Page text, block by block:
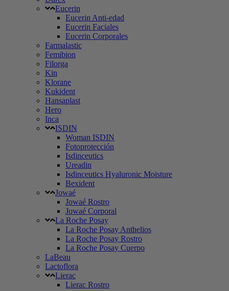
Eucerin
Eucerin Anti-edad
Eucerin Faciales
Eucerin Corporales
Farmalastic
Femibion
Filorga
Kin
Klorane
Kukident
Hansaplast
Hero
Inca
ISDIN
Woman ISDIN
Fotoprotección
Isdinceutics
Ureadin
Isdinceutics Hyaluronic Moisture
Bexident
Jowaé
Jowaé Rostro
Jowaé Corporal
La Roche Posay
La Roche Posay Anthelios
La Roche Posay Rostro
La Roche Posay Cuerpo
LaBeau
Lactoflora
Lierac
Lierac Rostro